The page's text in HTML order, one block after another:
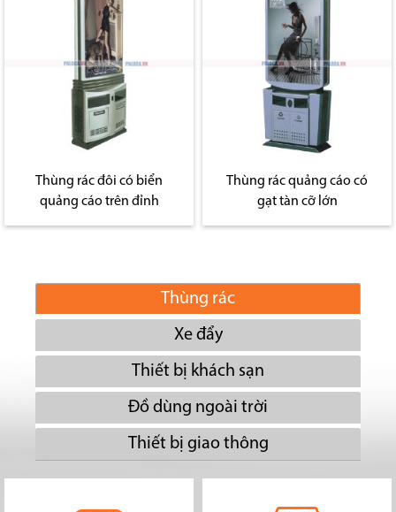
Thùng rác đôi có biển
quảng cáo trên đỉnh
Thùng rác quảng cáo có
gạt tàn cỡ lớn
Thùng rác
Xe đẩy
Thiết bị khách sạn
Đồ dùng ngoài trời
Thiết bị giao thông